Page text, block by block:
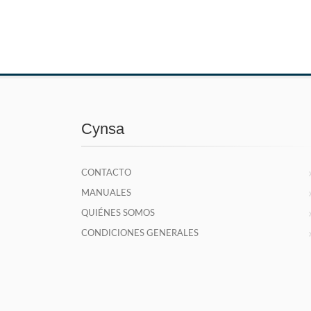
Cynsa
CONTACTO
MANUALES
QUIÉNES SOMOS
CONDICIONES GENERALES